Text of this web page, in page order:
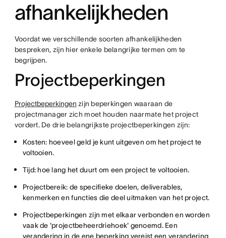
afhankelijkheden
Voordat we verschillende soorten afhankelijkheden
bespreken, zijn hier enkele belangrijke termen om te
begrijpen.
Projectbeperkingen
Projectbeperkingen zijn beperkingen waaraan de
projectmanager zich moet houden naarmate het project
vordert. De drie belangrijkste projectbeperkingen zijn:
Kosten: hoeveel geld je kunt uitgeven om het project te
voltooien.
Tijd: hoe lang het duurt om een project te voltooien.
Projectbereik: de specifieke doelen, deliverables,
kenmerken en functies die deel uitmaken van het project.
Projectbeperkingen zijn met elkaar verbonden en worden
vaak de 'projectbeheerdriehoek' genoemd. Een
verandering in de ene beperking vereist een verandering